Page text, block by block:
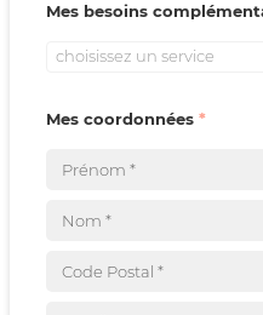
Mes besoins
choisissez un service
Mes coordonnées